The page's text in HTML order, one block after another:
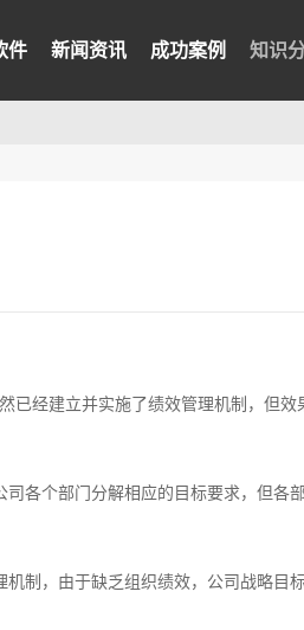
件 新闻资讯 成功案例 知识
经建立并实施了绩效管理机制，但效
各个部门分解相应的目标要求，但各
制，由于缺乏组织绩效，公司战略目